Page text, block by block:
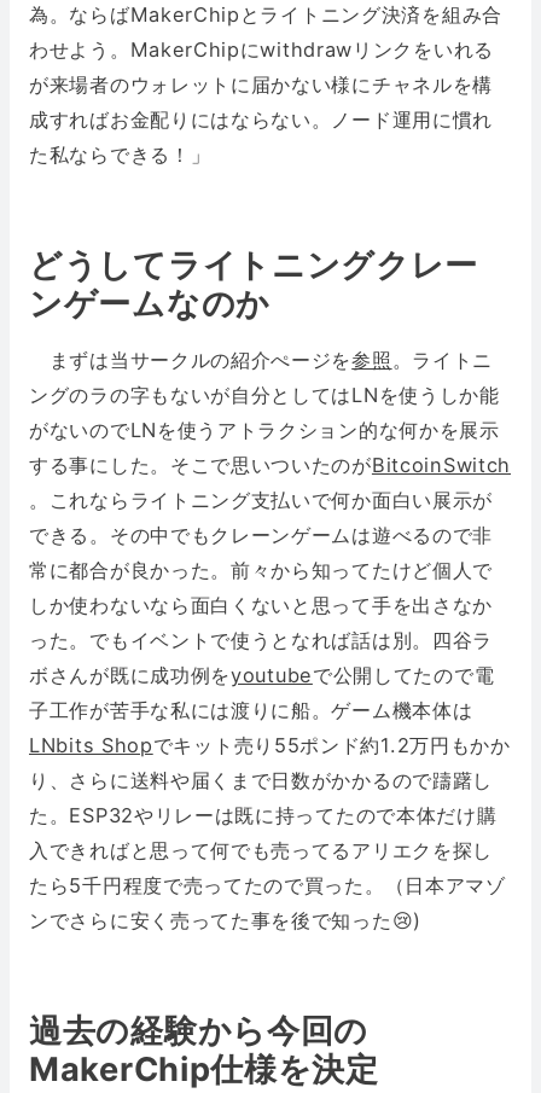
為。ならばMakerChipとライトニング決済を組み合
わせよう。MakerChipにwithdrawリンクをいれる
が来場者のウォレットに届かない様にチャネルを構
成すればお金配りにはならない。ノード運用に慣れ
た私ならできる！」
どうしてライトニングクレー
ンゲームなのか
まずは当サークルの紹介ぺージを参照 。ライトニ
ングのラの字もないが自分としてはLNを使うしか能
がないのでLNを使うアトラクション的な何かを展示
する事にした。そこで思いついたのがBitcoinSwitch
。これならライトニング支払いで何か面白い展示が
できる。その中でもクレーンゲームは遊べるので非
常に都合が良かった。前々から知ってたけど個人で
しか使わないなら面白くないと思って手を出さなか
った。でもイベントで使うとなれば話は別。四谷ラ
ボさんが既に成功例をyoutubeで公開してたので電
子工作が苦手な私には渡りに船。ゲーム機本体は
LNbits Shopでキット売り55ポンド約1.2万円もかか
り、さらに送料や届くまで日数がかかるので躊躇し
た。ESP32やリレーは既に持ってたので本体だけ購
入できればと思って何でも売ってるアリエクを探し
たら5千円程度で売ってたので買った。（日本アマゾ
ンでさらに安く売ってた事を後で知った😢)
過去の経験から今回の
MakerChip仕様を決定